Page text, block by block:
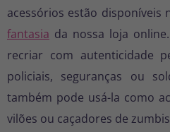
acessórios estão disponíveis
fantasia da nossa loja
recriar com autenticidade
policiais, seguranças ou
também pode usá-la como
vilões ou caçadores de